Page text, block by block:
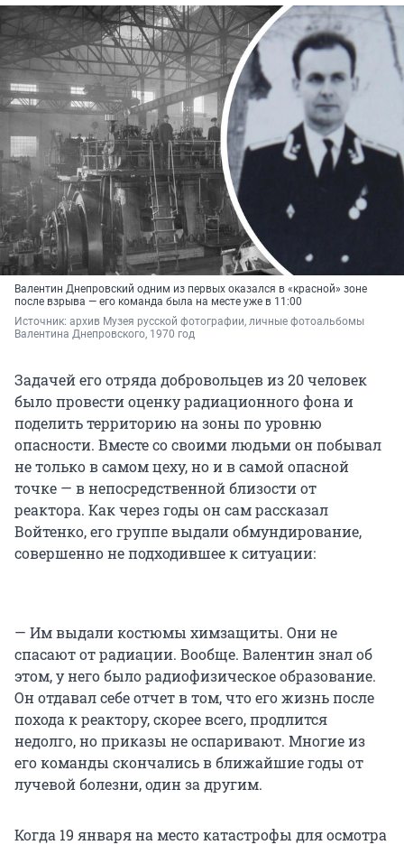
Валентин Днепровский одним из первых оказался в «красной» зоне
после взрыва — его команда была на месте уже в 11:00
Источник: архив Музея русской фотографии, личные фотоальбомы
Валентина Днепровского, 1970 год
Задачей его отряда добровольцев из 20 человек
было провести оценку радиационного фона и
поделить территорию на зоны по уровню
опасности. Вместе со своими людьми он побывал
не только в самом цеху, но и в самой опасной
точке — в непосредственной близости от
реактора. Как через годы он сам рассказал
Войтенко, его группе выдали обмундирование,
совершенно не подходившее к ситуации:
— Им выдали костюмы химзащиты. Они не
спасают от радиации. Вообще. Валентин знал об
этом, у него было радиофизическое образование.
Он отдавал себе отчет в том, что его жизнь после
похода к реактору, скорее всего, продлится
недолго, но приказы не оспаривают. Многие из
его команды скончались в ближайшие годы от
лучевой болезни, один за другим.
Когда 19 января на место катастрофы для осмотра